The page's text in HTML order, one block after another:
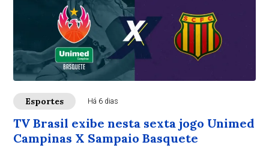
Esportes Há 6 dias
TV Brasil exibe nesta sexta jogo Unimed
Campinas X Sampaio Basquete